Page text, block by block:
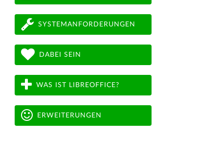
SYSTEMANFORDERUNGEN
DABEI SEIN
WAS IST LIBREOFFICE?
ERWEITERUNGEN